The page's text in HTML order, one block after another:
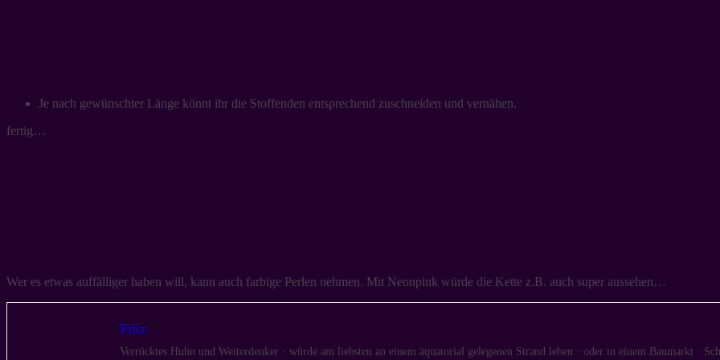
Je nach gewünschter Länge könnt ihr die Stoffenden entsprechend zuschneiden und vernähen.
fertig…
Wer es etwas auffälliger haben will, kann auch farbige Perlen nehmen. Mit Neonpink würde die Kette z.B. auch super aussehen…
Filiz
Verrücktes Huhn und Weiterdenker · würde am liebsten an einem äquatorial gelegenen Strand leben · oder in einem Baumarkt ·